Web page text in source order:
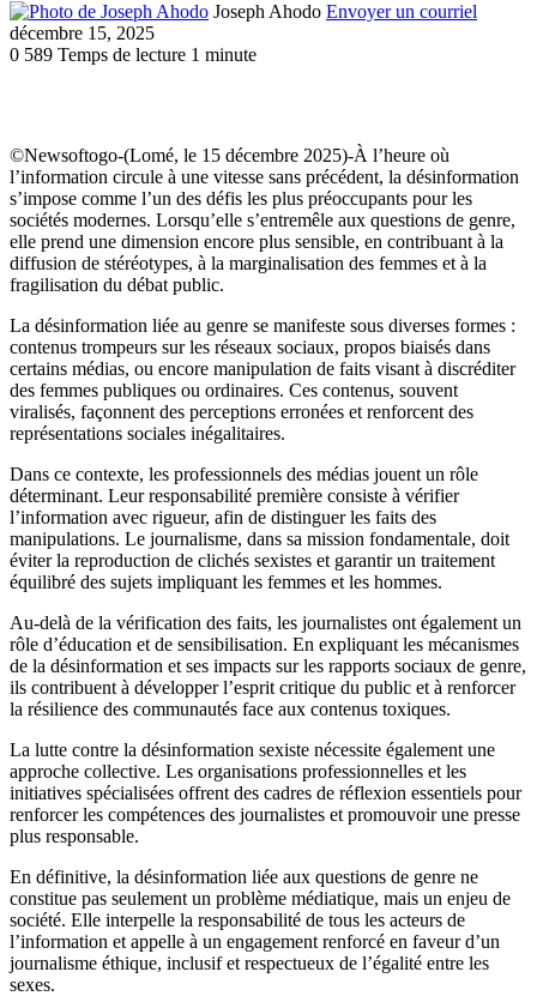
Joseph Ahodo Envoyer un courriel
décembre 15, 2025
0 589 Temps de lecture 1 minute
©Newsoftogo-(Lomé, le 15 décembre 2025)-À l’heure où
l’information circule à une vitesse sans précédent, la désinformation
s’impose comme l’un des défis les plus préoccupants pour les
sociétés modernes. Lorsqu’elle s’entremêle aux questions de genre,
elle prend une dimension encore plus sensible, en contribuant à la
diffusion de stéréotypes, à la marginalisation des femmes et à la
fragilisation du débat public.
La désinformation liée au genre se manifeste sous diverses formes :
contenus trompeurs sur les réseaux sociaux, propos biaisés dans
certains médias, ou encore manipulation de faits visant à discréditer
des femmes publiques ou ordinaires. Ces contenus, souvent
viralisés, façonnent des perceptions erronées et renforcent des
représentations sociales inégalitaires.
Dans ce contexte, les professionnels des médias jouent un rôle
déterminant. Leur responsabilité première consiste à vérifier
l’information avec rigueur, afin de distinguer les faits des
manipulations. Le journalisme, dans sa mission fondamentale, doit
éviter la reproduction de clichés sexistes et garantir un traitement
équilibré des sujets impliquant les femmes et les hommes.
Au-delà de la vérification des faits, les journalistes ont également un
rôle d’éducation et de sensibilisation. En expliquant les mécanismes
de la désinformation et ses impacts sur les rapports sociaux de genre,
ils contribuent à développer l’esprit critique du public et à renforcer
la résilience des communautés face aux contenus toxiques.
La lutte contre la désinformation sexiste nécessite également une
approche collective. Les organisations professionnelles et les
initiatives spécialisées offrent des cadres de réflexion essentiels pour
renforcer les compétences des journalistes et promouvoir une presse
plus responsable.
En définitive, la désinformation liée aux questions de genre ne
constitue pas seulement un problème médiatique, mais un enjeu de
société. Elle interpelle la responsabilité de tous les acteurs de
l’information et appelle à un engagement renforcé en faveur d’un
journalisme éthique, inclusif et respectueux de l’égalité entre les
sexes.